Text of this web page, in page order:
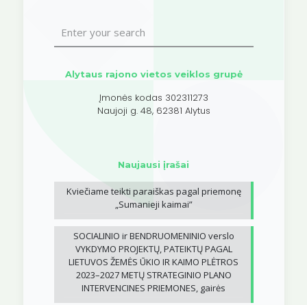
Alytaus rajono vietos veiklos grupė
Įmonės kodas 302311273
Naujoji g. 48, 62381 Alytus
Naujausi įrašai
Kviečiame teikti paraiškas pagal priemonę
„Sumanieji kaimai”
SOCIALINIO ir BENDRUOMENINIO verslo
VYKDYMO PROJEKTŲ, PATEIKTŲ PAGAL
LIETUVOS ŽEMĖS ŪKIO IR KAIMO PLĖTROS
2023–2027 METŲ STRATEGINIO PLANO
INTERVENCINES PRIEMONES, gairės